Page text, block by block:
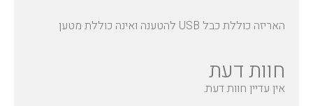
האריזה כוללת כבל USB להטענה ואינה כוללת מטען
חוות דעת
אין עדיין חוות דעת.